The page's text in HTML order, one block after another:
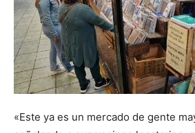
«Este ya es un mercado de gente